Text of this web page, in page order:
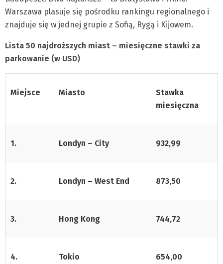
Warszawa plasuje się pośrodku rankingu regionalnego i
znajduje się w jednej grupie z Sofią, Rygą i Kijowem.
Lista 50 najdroższych miast – miesięczne stawki za
parkowanie (w USD)
Miejsce Miasto
Stawka
miesięczna
1. Londyn – City 932,99
2. Londyn – West End 873,50
3. Hong Kong 744,72
4. Tokio 654,00